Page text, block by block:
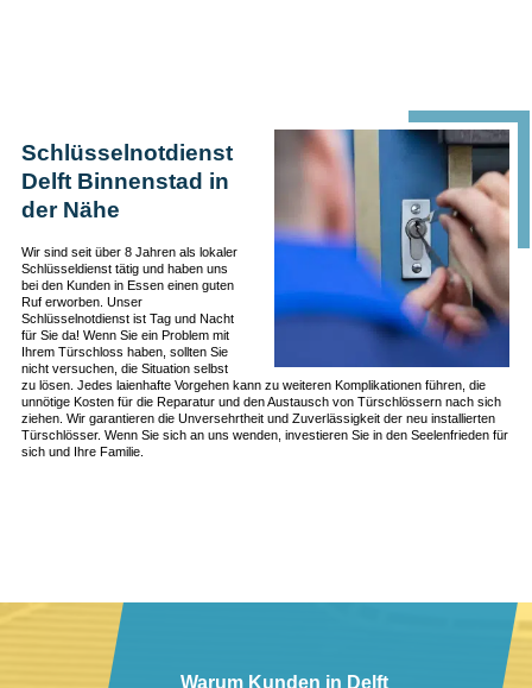
Schlüsselnotdienst
Delft Binnenstad in
der Nähe
Wir sind seit über 8 Jahren als lokaler
Schlüsseldienst tätig und haben uns
bei den Kunden in Essen einen guten
Ruf erworben. Unser
Schlüsselnotdienst ist Tag und Nacht
für Sie da! Wenn Sie ein Problem mit
Ihrem Türschloss haben, sollten Sie
nicht versuchen, die Situation selbst
zu lösen. Jedes laienhafte Vorgehen kann zu weiteren Komplikationen führen, die
unnötige Kosten für die Reparatur und den Austausch von Türschlössern nach sich
ziehen. Wir garantieren die Unversehrtheit und Zuverlässigkeit der neu installierten
Türschlösser. Wenn Sie sich an uns wenden, investieren Sie in den Seelenfrieden für
sich und Ihre Familie.
Warum Kunden in Delft